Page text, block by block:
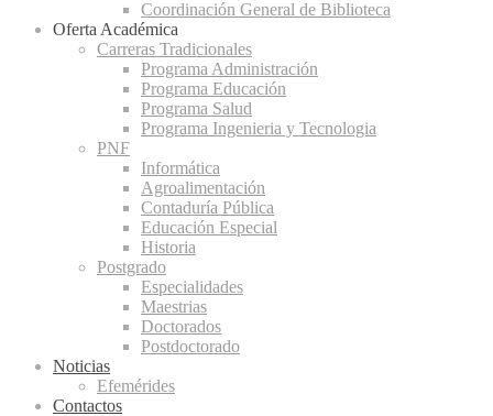
Coordinación General de Biblioteca
Oferta Académica
Carreras Tradicionales
Programa Administración
Programa Educación
Programa Salud
Programa Ingenieria y Tecnologia
PNF
Informática
Agroalimentación
Contaduría Pública
Educación Especial
Historia
Postgrado
Especialidades
Maestrias
Doctorados
Postdoctorado
Noticias
Efemérides
Contactos